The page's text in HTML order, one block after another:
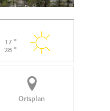
17 °
28 °
Ortsplan